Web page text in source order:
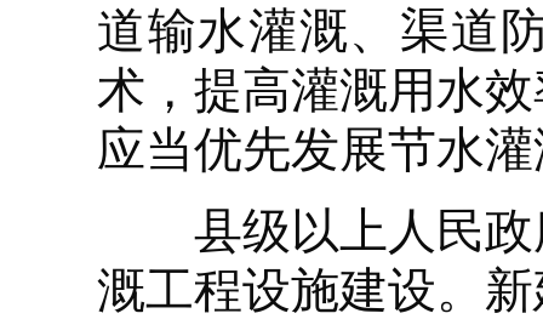
道输水灌溉、渠道
术，提高灌溉用水
应当优先发展节水
县级以上人民政
溉工程设施建设。